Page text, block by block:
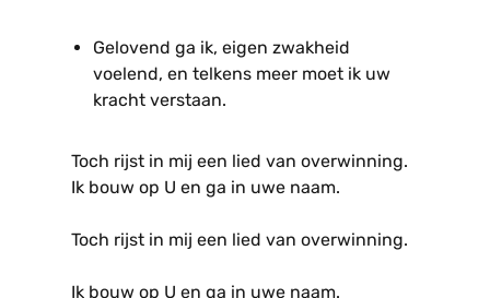
Gelovend ga ik, eigen zwakheid
voelend, en telkens meer moet ik uw
kracht verstaan.
Toch rijst in mij een lied van overwinning.
Ik bouw op U en ga in uwe naam.
Toch rijst in mij een lied van overwinning.
Ik bouw op U en ga in uwe naam.